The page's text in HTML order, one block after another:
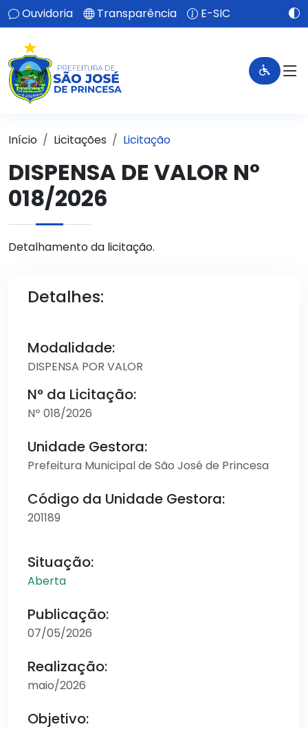
Ouvidoria Transparência E-SIC
Início Licitações Licitação
DISPENSA DE VALOR Nº
018/2026
Detalhamento da licitação.
Detalhes:
Modalidade:
DISPENSA POR VALOR
N° da Licitação:
Nº 018/2026
Unidade Gestora:
Prefeitura Municipal de São José de Princesa
Código da Unidade Gestora:
201189
Situação:
Aberta
Publicação:
07/05/2026
Realização:
maio/2026
Objetivo: